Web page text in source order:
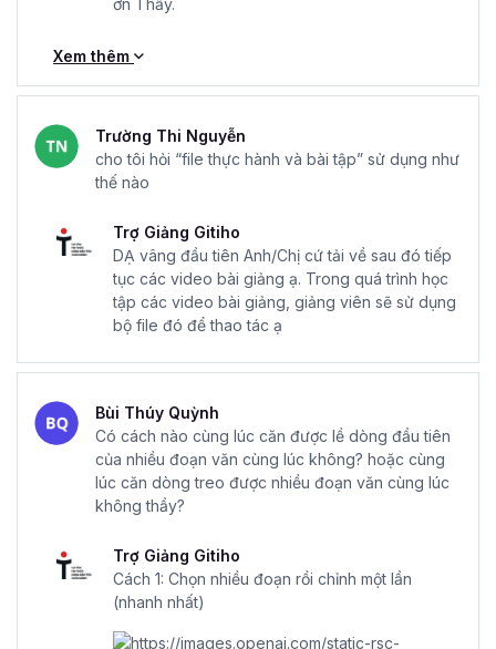
ơn Thầy.
Xem thêm
Trường Thi Nguyễn
cho tôi hỏi “file thực hành và bài tập” sử dụng như
thế nào
Trợ Giảng Gitiho
DẠ vâng đầu tiên Anh/Chị cứ tải về sau đó tiếp
tục các video bài giảng ạ. Trong quá trình học
tập các video bài giảng, giảng viên sẽ sử dụng
bộ file đó để thao tác ạ
Bùi Thúy Quỳnh
Có cách nào cùng lúc căn được lề dòng đầu tiên
của nhiều đoạn văn cùng lúc không? hoặc cùng
lúc căn dòng treo được nhiều đoạn văn cùng lúc
không thầy?
Trợ Giảng Gitiho
Cách 1: Chọn nhiều đoạn rồi chỉnh một lần
(nhanh nhất)